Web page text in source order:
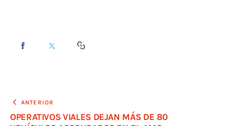
ANTERIOR
OPERATIVOS VIALES DEJAN MÁS DE 80